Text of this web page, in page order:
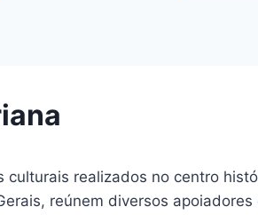
culturais realizados no centro
reúnem diversos